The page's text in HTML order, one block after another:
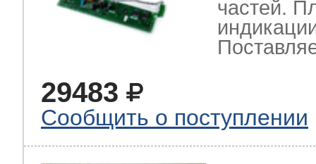
частей.
29483
Сообщить о поступлении